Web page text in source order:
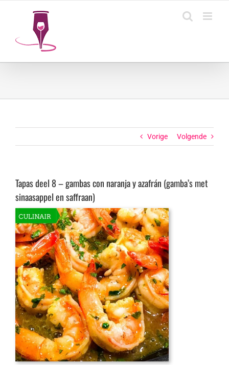
Vorige Volgende
Tapas deel 8 – gambas con naranja y azafrán (gamba’s met
sinaasappel en saffraan)